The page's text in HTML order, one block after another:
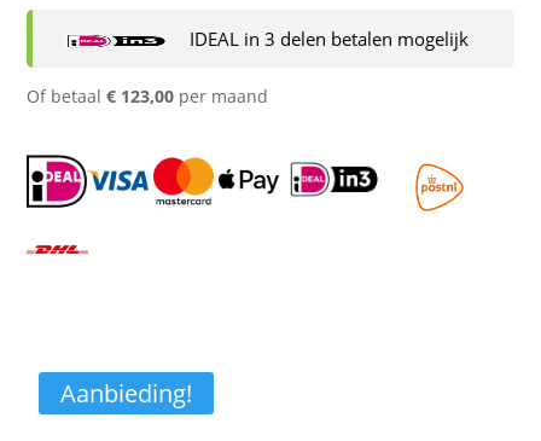
Aanbieding!
IDEAL in 3 delen betalen mogelijk
Of betaal€ 123,00 per maand